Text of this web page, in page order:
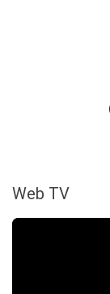
Web TV